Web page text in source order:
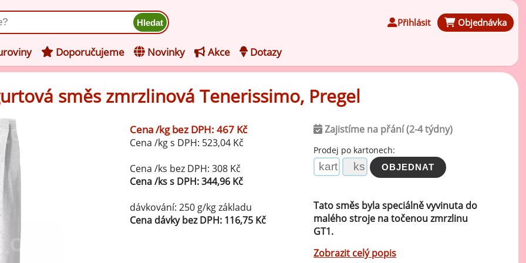
pasty do mléčného
z kategorie Ochucovací pasty do mléčného základu
Vanilkové ochucovací pasty
Mandlové ochucovací pasty
Speciální ochucovací pasty
Karamelové ochucovací pasty
Kávové ochucovací pasty
pasty do ovocného
na zmrzlinu
základy pro výrobu
zmrzliny
základy pro výrobu
Doporučujeme Novinky Akce Dotazy
Přihlásit Objednávka
směs zmrzlinová Tenerissimo, Pregel
Cena /kg bez DPH: 467 Kč
Cena /kg s DPH: 523,04 Kč
Cena /ks bez DPH: 308 Kč
Cena /ks s DPH: 344,96 Kč
dávkování: 250 g/kg základu
Cena dávky bez DPH: 116,75 Kč
Zajistíme na přání (2-4 týdny)
Prodej po kartonech:
Tato směs byla speciálně vyvinuta do
malého stroje na točenou zmrzlinu
GT1.
Zobrazit celý popis